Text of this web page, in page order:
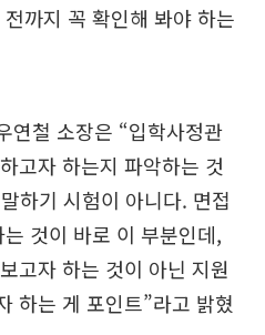
까지 꼭 확인해 봐야 하는
연철 소장은 “입학사정관
고자 하는지 파악하는 것
하기 시험이 아니다. 면접
것이 바로 이 부분인데,
고자 하는 것이 아닌 지원
하는 게 포인트”라고 밝혔